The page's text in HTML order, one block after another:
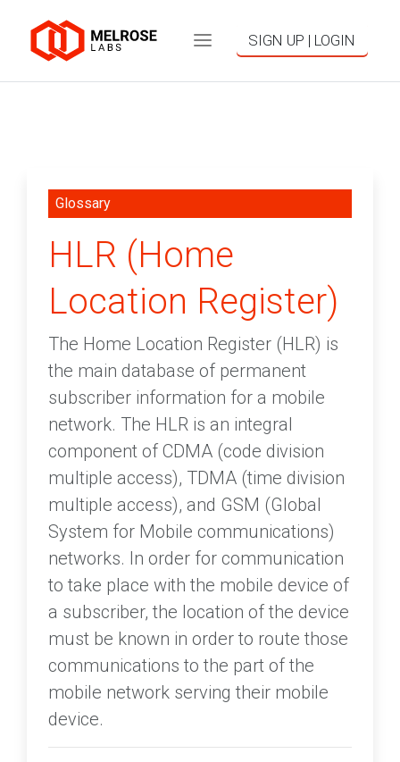
SIGN UP | LOGIN
Glossary
HLR (Home
Location Register)
The Home Location Register (HLR) is
the main database of permanent
subscriber information for a mobile
network. The HLR is an integral
component of CDMA (code division
multiple access), TDMA (time division
multiple access), and GSM (Global
System for Mobile communications)
networks. In order for communication
to take place with the mobile device of
a subscriber, the location of the device
must be known in order to route those
communications to the part of the
mobile network serving their mobile
device.